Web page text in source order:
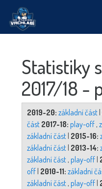
Statistiky
2017/18 -
2019-20: základní část |
část 2017-18: play-off,
základní část | 2015-16:
základní část | 2013-14:
základní část, play-off |
off | 2010-11: základní
základní část, play-off |